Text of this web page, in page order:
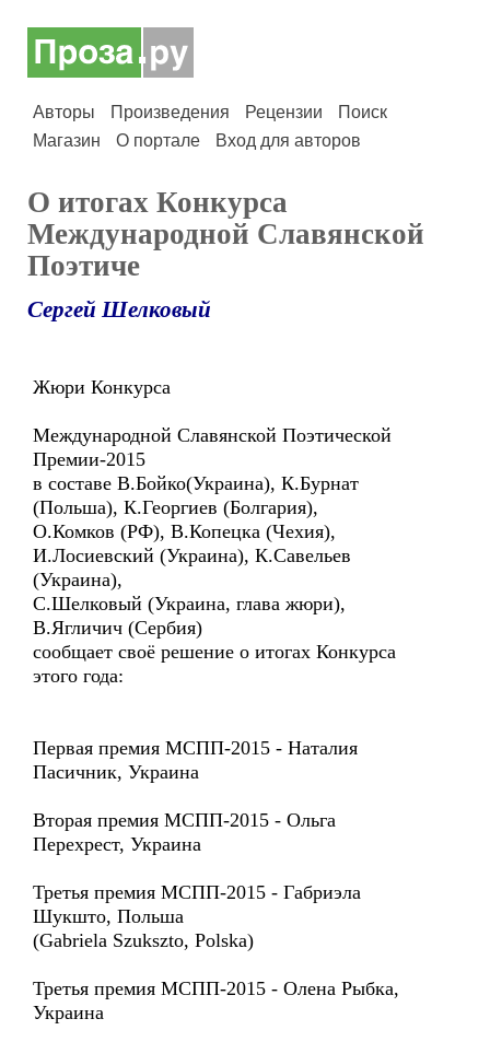
Авторы Произведения Рецензии
Поиск
Магазин
О портале Вход для авторов
О итогах Конкурса
Международной Славянской
Поэтиче
Сергей Шелковый
Жюри Конкурса
Международной Славянской Поэтической
Премии-2015
в составе В.Бойко(Украина), К.Бурнат
(Польша), К.Георгиев (Болгария),
О.Комков (РФ), В.Копецка (Чехия),
И.Лосиевский (Украина), К.Савельев
(Украина),
С.Шелковый (Украина, глава жюри),
В.Ягличич (Сербия)
сообщает своё решение о итогах Конкурса
этого года:
Первая премия МСПП-2015 - Наталия
Пасичник, Украина
Вторая премия МСПП-2015 - Ольга
Перехрест, Украина
Третья премия МСПП-2015 - Габриэла
Шукшто, Польша
(Gabriela Szukszto, Polska)
Третья премия МСПП-2015 - Олена Рыбка,
Украина